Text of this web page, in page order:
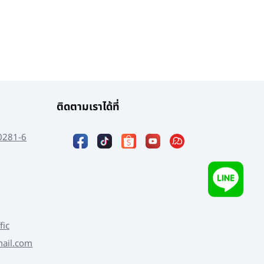
6
ติดตามเราได้ที่